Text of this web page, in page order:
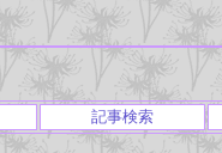
記事検索